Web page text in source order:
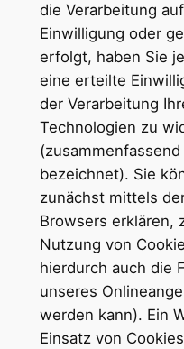
die Verarbeitung
Einwilligung oder
erfolgt, haben Sie
eine erteilte
der Verarbeitung
Technologien zu
(zusammenfassend
bezeichnet). Sie
zunächst mittels
Browsers erklären,
Nutzung von
hierdurch auch die
unseres
werden kann). Ein
Einsatz von